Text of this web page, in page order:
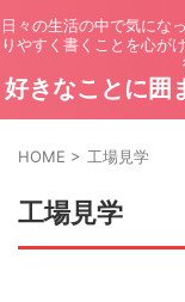
日々の生活の中で気にな
りやすく書くことを心が
好きなことに囲
HOME > 工場見学
工場見学